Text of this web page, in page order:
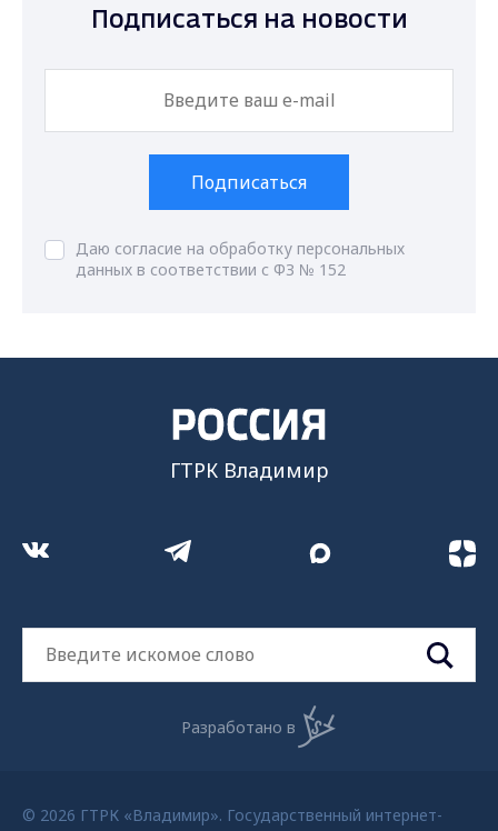
Подписаться на новости
Подписаться
Даю согласие на обработку персональных
данных в соответствии с ФЗ № 152
ГТРК Владимир
Разработано в
© 2026 ГТРК «Владимир». Государственный интернет-